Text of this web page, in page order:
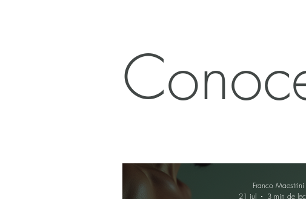
Franco Maestrini
21 jul
3 min de